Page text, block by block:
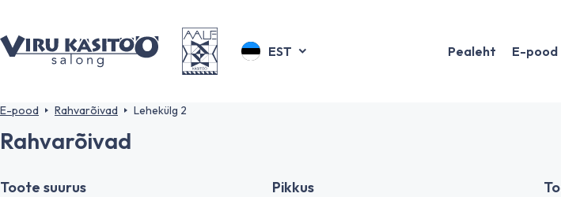
EST Pealeht E-pood
E-pood Rahvarõivad Lehekülg 2
Rahvarõivad
Toote suurus Pikkus